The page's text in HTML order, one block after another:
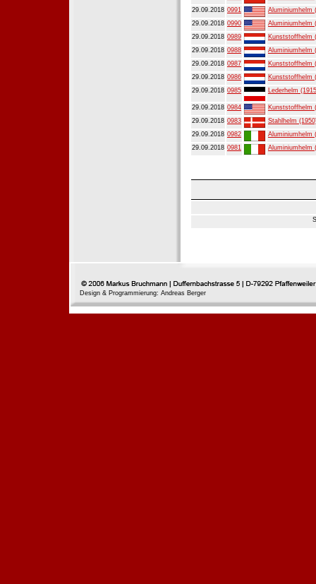
29.09.2018 0991
Aluminiumhelm
29.09.2018 0990
Aluminiumhelm
29.09.2018 0989
Kunststoffhelm
29.09.2018 0988
Aluminiumhelm
29.09.2018 0987
Kunststoffhelm
29.09.2018 0986
Kunststoffhelm
29.09.2018 0985 Lederhelm
29.09.2018 0984
Kunststoffhelm
29.09.2018 0983
Stahlhelm
29.09.2018 0982
Aluminiumhelm
29.09.2018 0981 Aluminiumhelm
Design & Programmierung: Andreas Berger